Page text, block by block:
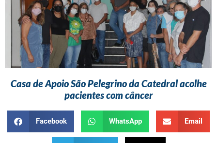
Casa de Apoio São Pelegrino da Catedral acolhe
pacientes com câncer
Facebook WhatsApp Email